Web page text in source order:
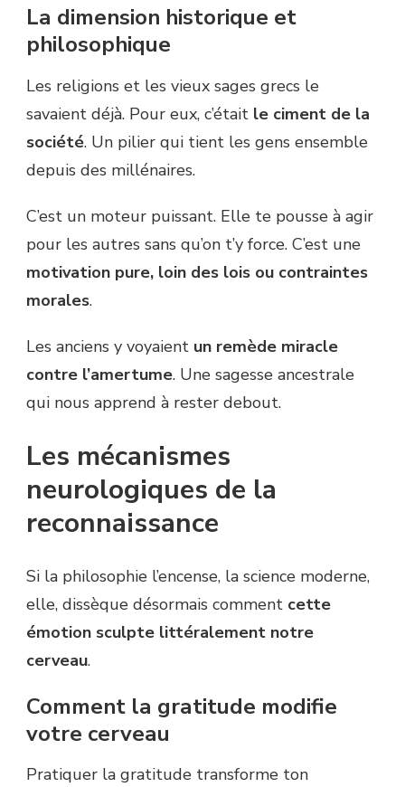
La dimension historique et
philosophique
Les religions et les vieux sages grecs le
savaient déjà. Pour eux, c’était le ciment de la
société. Un pilier qui tient les gens ensemble
depuis des millénaires.
C’est un moteur puissant. Elle te pousse à agir
pour les autres sans qu’on t’y force. C’est une
motivation pure, loin des lois ou contraintes
morales.
Les anciens y voyaient un remède miracle
contre l’amertume. Une sagesse ancestrale
qui nous apprend à rester debout.
Les mécanismes
neurologiques de la
reconnaissance
Si la philosophie l’encense, la science moderne,
elle, dissèque désormais comment cette
émotion sculpte littéralement notre
cerveau.
Comment la gratitude modifie
votre cerveau
Pratiquer la gratitude transforme ton